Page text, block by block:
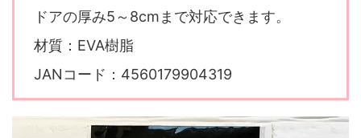
ドアの厚み5～8cmまで対応できます。
材質：EVA樹脂
JANコード：4560179904319